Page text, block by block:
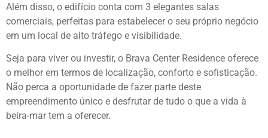
Além disso, o edifício conta com 3 elegantes salas
comerciais, perfeitas para estabelecer o seu próprio negócio
em um local de alto tráfego e visibilidade.
Seja para viver ou investir, o Brava Center Residence oferece
o melhor em termos de localização, conforto e sofisticação.
Não perca a oportunidade de fazer parte deste
empreendimento único e desfrutar de tudo o que a vida à
beira-mar tem a oferecer.